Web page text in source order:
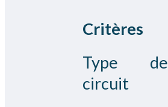
Critères
Type de
circuit